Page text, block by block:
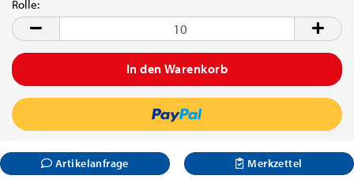
Rolle:
Rolle
Artikelanfrage
Merkzettel